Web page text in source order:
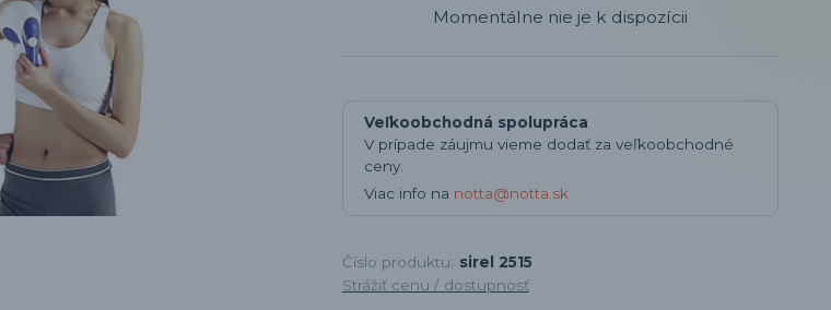
Momentálne nie je k dispozícii
Veľkoobchodná spolupráca
V prípade záujmu vieme dodať za veľkoobchodné
ceny.
Viac info na notta@notta.sk
Číslo produktu: sirel 2515
Strážiť cenu / dostupnosť